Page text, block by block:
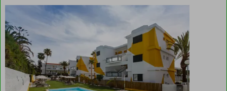
Perfecte prijs-
kwaliteitsverhouding!
Heerlijk
all
inclusive!